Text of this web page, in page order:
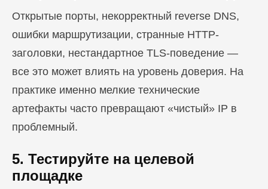
Открытые порты, некорректный reverse DNS,
ошибки маршрутизации, странные HTTP-
заголовки, нестандартное TLS-поведение —
все это может влиять на уровень доверия. На
практике именно мелкие технические
артефакты часто превращают «чистый» IP в
проблемный.
5. Тестируйте на целевой
площадке